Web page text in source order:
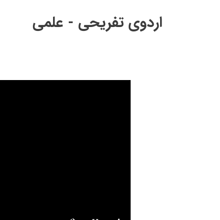
اردوی تفریحی - علمی